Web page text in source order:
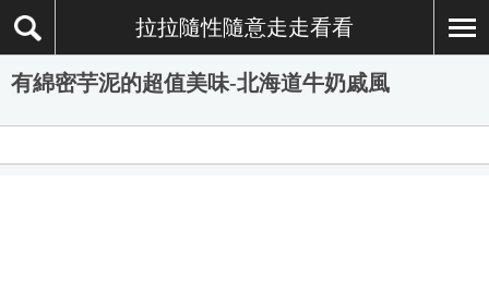
拉拉隨性隨意走走看看
有綿密芋泥的超值美味-北海道牛奶戚風